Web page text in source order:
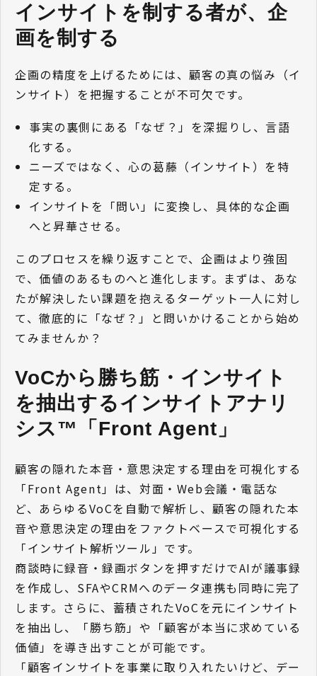
インサイトを制する者が、企
画を制する
企画の精度を上げるためには、顧客の真の悩み（イ
ンサイト）を把握することが不可欠です。
事実の裏側にある「なぜ？」を深掘りし、言語
化する。
ニーズではなく、心の葛藤（インサイト）を特
定する。
インサイトを「問い」に変換し、具体的な企画
へと昇華させる。
このプロセスを繰り返すことで、企画はより強固
で、価値のあるものへと進化します。まずは、あな
たが解決したい課題を抱えるターゲット一人に対し
て、徹底的に「なぜ？」と問いかけることから始め
てみませんか？
VoCから勝ち筋・インサイト
を抽出するインサイトアナリ
シス™「Front Agent」
顧客の隠れた本音・意思決定する理由を可視化する
「Front Agent」は、対面・Web会議・電話な
ど、あらゆるVoCを自動で解析し、顧客の隠れた本
音や意思決定の理由をファクトベースで可視化する
「インサイト解析ツール」です。
商談時に録音・録画ボタンを押すだけでAIが議事録
を作成し、SFAやCRMへのデータ連携も同時に完了
します。さらに、蓄積されたVoCを元にインサイト
を抽出し、「勝ち筋」や「顧客が本当に求めている
価値」を導き出すことが可能です。
「顧客インサイトを事業に取り入れたいけど、デー